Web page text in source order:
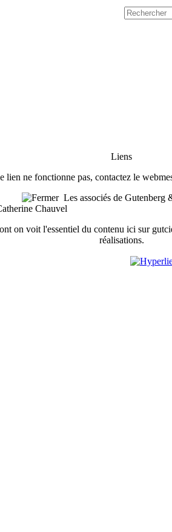
Liens
lien ne fonctionne pas, contactez le
Les associés de Gutenberg
Chauvel
on voit l'essentiel du contenu ici sur
réalisations.